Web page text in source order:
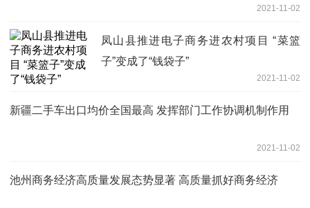
2021-11-02
凤山县推进电子商务进农村项目 “菜篮
子”变成了“钱袋子”
2021-11-02
新疆二手车出口均价全国最高 发挥部门工作协调机制作用
2021-11-02
池州商务经济高质量发展态势显著 高质量抓好商务经济